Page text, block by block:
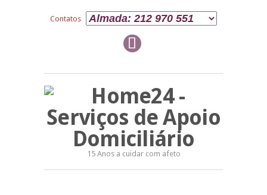
Contatos
15 Anos a cuidar com afeto